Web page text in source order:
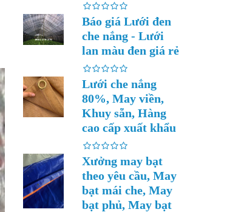
Báo giá Lưới đen
che nắng - Lưới
lan màu đen giá rẻ
Lưới che nắng
80%, May viền,
Khuy sẵn, Hàng
cao cấp xuất khẩu
Xưởng may bạt
theo yêu cầu, May
bạt mái che, May
bạt phủ, May bạt